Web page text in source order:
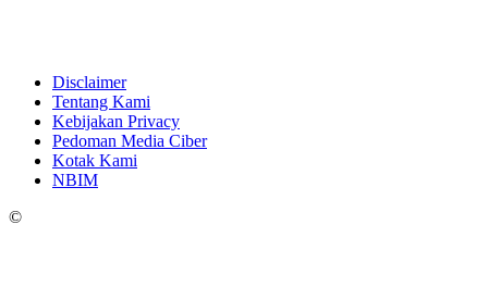
Disclaimer
Tentang Kami
Kebijakan Privacy
Pedoman Media Ciber
Kotak Kami
NBIM
©